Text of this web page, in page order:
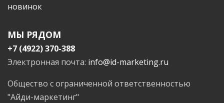
новинок
МЫ РЯДОМ
+7 (4922) 370-388
Электронная почта: info@id-marketing.ru
Общество с ограниченной ответственностью
"Айди-маркетинг"